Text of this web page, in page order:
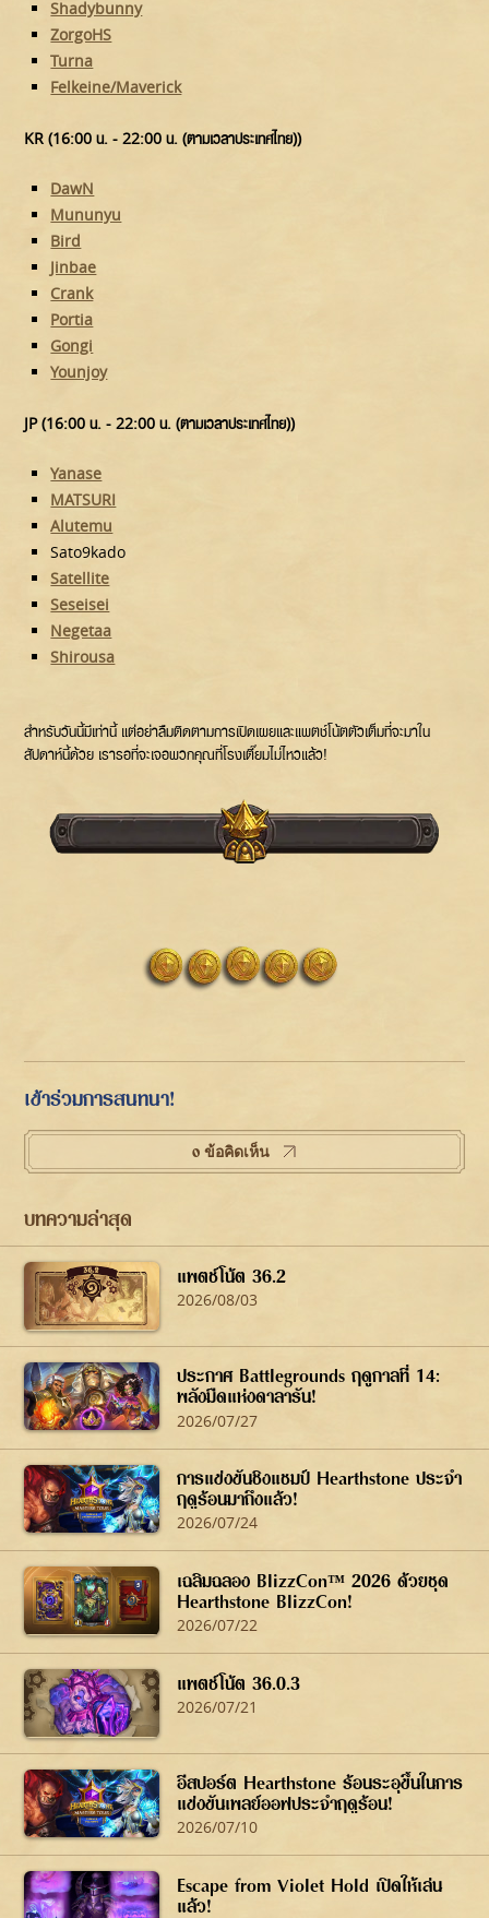
Shadybunny
ZorgoHS
Turna
Felkeine/Maverick
KR (16:00 น. - 22:00 น. (ตามเวลาประเทศไทย))
DawN
Mununyu
Bird
Jinbae
Crank
Portia
Gongi
Younjoy
JP (16:00 น. - 22:00 น. (ตามเวลาประเทศไทย))
Yanase
MATSURI
Alutemu
Sato9kado
Satellite
Seseisei
Negetaa
Shirousa​
สำหรับวันนี้มีเท่านี้ แต่อย่าลืมติดตามการเปิดเผยและแพตช์โน้ตตัวเต็มที่จะมาใน
สัปดาห์นี้ด้วย เรารอที่จะเจอพวกคุณที่โรงเตี๊ยมไม่ไหวแล้ว!
เข้าร่วมการสนทนา!
0 ข้อคิดเห็น
บทความล่าสุด
แพตช์โน้ต 36.2
2026/08/03
ประกาศ Battlegrounds ฤดูกาลที่ 14:
พลังมืดแห่งดาลารัน!
2026/07/27
การแข่งขันชิงแชมป์ Hearthstone ประจำ
ฤดูร้อนมาถึงแล้ว!
2026/07/24
เฉลิมฉลอง BlizzCon™ 2026 ด้วยชุด
Hearthstone BlizzCon!
2026/07/22
แพตช์โน้ต 36.0.3
2026/07/21
อีสปอร์ต Hearthstone ร้อนระอุขึ้นในการ
แข่งขันเพลย์ออฟประจำฤดูร้อน!
2026/07/10
Escape from Violet Hold เปิดให้เล่น
แล้ว!